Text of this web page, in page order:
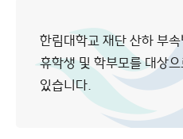
한림대학교 재단 산하 부
휴학생 및 학부모를 대상
있습니다.